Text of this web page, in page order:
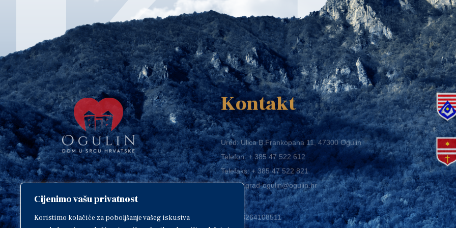
Cijenimo vašu privatnost
Koristimo kolačiće za poboljšanje vašeg iskustva
Copyright © 2018. Grad Ogulin,
sva prava pridržana.
Kontakt
Ured: Ulica B.Frankopana 11, 47300 Ogulin
Telefon:+ 385 47 522 612
Telefaks:+ 385 47 522 821
E-mail:grad-ogulin@ogulin.hr
OIB: 58264108511
IBAN: HR1424020061829700009